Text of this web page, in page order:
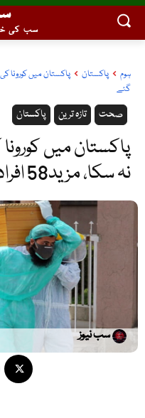
سب کی
ہوم پاکستان
گئے
پاکستان تازہ ترین صحت
پاکستان میں
نہ سکا، مزید58 افراد جان سے گئے
سب نیوز